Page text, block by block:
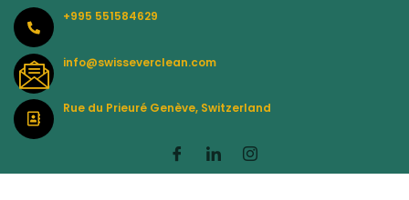
Skip
content
+995 551584629
info@swisseverclean.com
Rue du Prieuré Genève, Switzerland